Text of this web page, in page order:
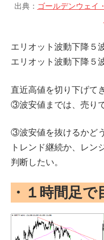
出典： ゴールデンウェイ
エリオット波動下降５
エリオット波動下降５
直近高値を切り下げて
③波安値までは、売り
③波安値を抜けるかどう
トレンド継続か、レン
判断したい。
・１時間足